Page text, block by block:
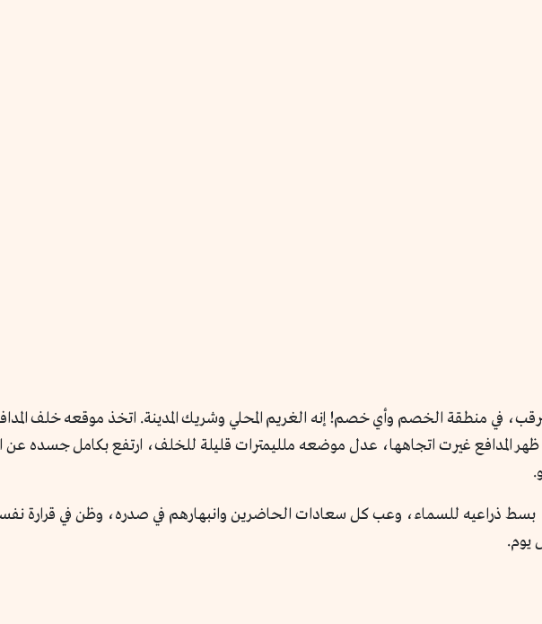
في منطقة الخصم وأي خصم! إنه الغريم المحلي وشريك المدينة. اتخذ موقعه خلف
ظهر المدافع غيرت اتجاهها، عدل موضعه ملليمترات قليلة للخلف، ارتفع بكامل جسده عن
بسط ذراعيه للسماء، وعب كل سعادات الحاضرين وانبهارهم في صدره، وظن في قرارة
يوم.